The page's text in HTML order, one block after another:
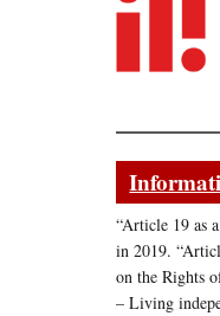
“Article 19 as
in 2019.
on the Rights
– Living